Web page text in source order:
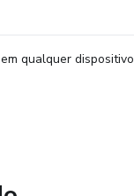
qualquer dispositivo